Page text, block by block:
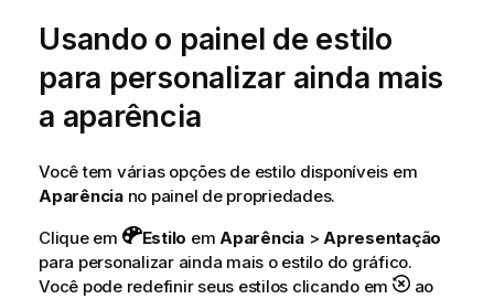
Usando o painel de estilo
para personalizar ainda mais
a aparência
Você tem várias opções de estilo disponíveis em
Aparênciano painel de propriedades.
Clique em
Estilo em Aparência> Apresentação
para personalizar ainda mais o estilo do gráfico.
Você pode redefinir seus estilos clicando em
ao